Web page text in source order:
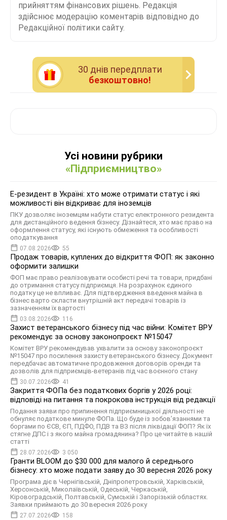
прийняттям фінансових рішень. Редакція
здійснює модерацію коментарів відповідно до
Редакційної політики сайту.
30 днiв передплати
безкоштовно!
Усі новини рубрики
«Підприємництво»
Е-резидент в Україні: хто може отримати статус і які
можливості він відкриває для іноземців
ПКУ дозволяє іноземцям набути статус електронного резидента
для дистанційного ведення бізнесу. Дізнайтеся, хто має право на
оформлення статусу, які існують обмеження та особливості
оподаткування
07.08.2026 55
Продаж товарів, куплених до відкриття ФОП: як законно
оформити залишки
ФОП має право реалізовувати особисті речі та товари, придбані
до отримання статусу підприємця. На розрахунок єдиного
податку це не впливає. Для підтвердження введення майна в
бізнес варто скласти внутрішній акт передачі товарів із
зазначенням їх вартості
03.08.2026 116
Захист ветеранського бізнесу під час війни: Комітет ВРУ
рекомендує за основу законопроєкт №15047
Комітет ВРУ рекомендував ухвалити за основу законопроєкт
№15047 про посилення захисту ветеранського бізнесу. Документ
передбачає автоматичне продовження договорів оренди та
дозволів для підприємців-ветеранів під час воєнного стану
30.07.2026 41
Закриття ФОПа без податкових боргів у 2026 році:
відповіді на питання та покрокова інструкція від редакції
Подання заяви про припинення підприємницької діяльності не
обнуляє податкове минуле ФОПа. Що буде із зобов’язаннями та
боргами по ЄСВ, ЄП, ПДФО, ПДВ та ВЗ після ліквідації ФОП? Як їх
стягне ДПС і з якого майна громадянина? Про це читайте в нашій
статті
28.07.2026 3 050
Гранти BLOOM до $30 000 для малого й середнього
бізнесу: хто може подати заяву до 30 вересня 2026 року
Програма діє в Чернігівській, Дніпропетровській, Харківській,
Херсонській, Миколаївській, Одеській, Черкаській,
Кіровоградській, Полтавській, Сумській і Запорізькій областях.
Заявки приймають до 30 вересня 2026 року
27.07.2026 158